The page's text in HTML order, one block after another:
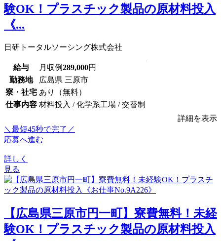
験OK！プラスチック製品の原材料投入
《...
日研トータルソーシング株式会社
給与 月収例289,000円
勤務地
広島県 三原市
寮・社宅 あり（無料）
仕事内容 材料投入 / 化学系工場 / 交替制
詳細を表示
＼最短45秒で完了／
応募へ進む
詳しく
見る
【広島県三原市円一町】寮費無料！未経
験OK！プラスチック製品の原材料投入